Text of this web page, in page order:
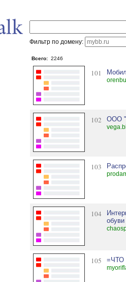
Фильтр по домену:
Всего: 2246
101
102 ООО
103
104
обуви
105